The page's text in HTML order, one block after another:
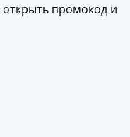
открыть промокод и